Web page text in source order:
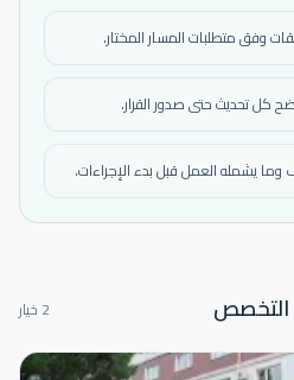
وفق متطلبات المسار المختار.
كل تحديث حتى صدور القرار.
وما يشمله العمل قبل بدء الإجراءات.
التخصص 2 خيار